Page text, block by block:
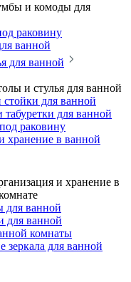
и комоды для
раковину
ванной
для ванной
и стулья для ванной
для ванной
табуретки для ванной
раковину
хранение в ванной
и хранение в
для ванной
для ванной
комнаты
зеркала для ванной